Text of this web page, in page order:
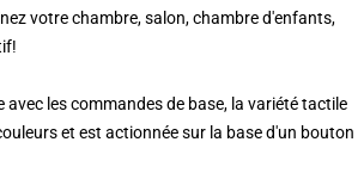
votre chambre, salon, chambre d'enfants,
avec les commandes de base, la variété tactile
et est actionnée sur la base d'un bouton